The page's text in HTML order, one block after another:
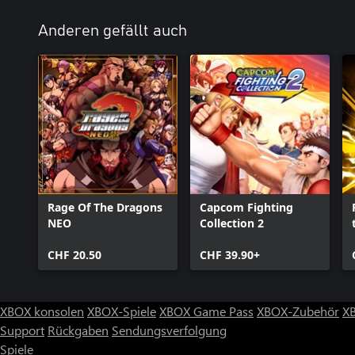
Anderen gefällt auch
Rage Of The Dragons
NEO
CHF 20.50
Capcom Fighting
Collection 2
CHF 39.90+
XBOX konsolen XBOX-SpieleXBOX Game Pass XBOX-Zubehör
Support Rückgaben Sendungsverfolgung
Spiele